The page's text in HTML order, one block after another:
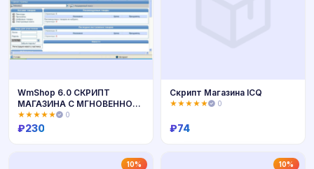
WmShop 6.0 СКРИПТ
МАГАЗИНА С МГНОВЕННОЙ
ПОКУПКОЙ
★★★★★ 0
₽230
Скрипт Магазина ICQ
★★★★★ 0
₽74
10% 10%